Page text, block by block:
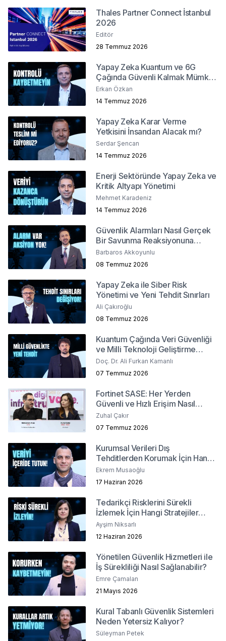
Thales Partner Connect İstanbul
2026
Editör
28 Temmuz 2026
Yapay Zeka Kuantum ve 6G
Çağında Güvenli Kalmak Mümkün
mü?
Erkan Özkan
14 Temmuz 2026
Yapay Zeka Karar Verme
Yetkisini İnsandan Alacak mı?
Serdar Şencan
14 Temmuz 2026
Enerji Sektöründe Yapay Zeka ve
Kritik Altyapı Yönetimi
Mehmet Karadeniz
14 Temmuz 2026
Güvenlik Alarmları Nasıl Gerçek
Bir Savunma Reaksiyonuna
Dönüşür ?
Barbaros Akkoyunlu
08 Temmuz 2026
Yapay Zeka ile Siber Risk
Yönetimi ve Yeni Tehdit Sınırları
Ali Çakıroğlu
08 Temmuz 2026
Kuantum Çağında Veri Güvenliği
ve Milli Teknoloji Geliştirme
Stratejileri
Doç. Dr. Ali Furkan Kamanlı
07 Temmuz 2026
Fortinet SASE: Her Yerden
Güvenli ve Hızlı Erişim Nasıl
Sağlanır?
Zuhal Çakır
07 Temmuz 2026
Kurumsal Verileri Dış
Tehditlerden Korumak İçin Hangi
Yöntemler İzlenmeli?
Ekrem Musaoğlu
17 Haziran 2026
Tedarikçi Risklerini Sürekli
İzlemek İçin Hangi Stratejiler
İzlenmeli?
Ayşim Niksarlı
12 Haziran 2026
Yönetilen Güvenlik Hizmetleri ile
İş Sürekliliği Nasıl Sağlanabilir?
Emre Çamalan
21 Mayıs 2026
Kural Tabanlı Güvenlik Sistemleri
Neden Yetersiz Kalıyor?
Süleyman Petek